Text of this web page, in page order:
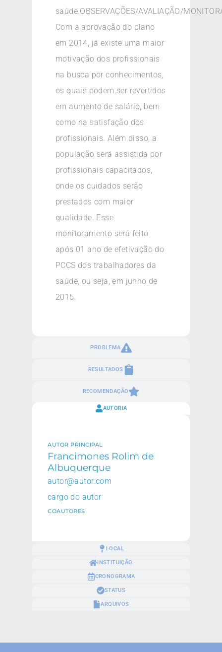
PROBLEMA
RESULTADOS
RECOMENDAÇÃO
saúde.OBSERVAÇÕES/AVALIAÇÃO/
Com a aprovação do plano
em 2014, já existe uma maior
motivação dos profissionais
na busca por conhecimentos,
os quais podem ser revertidos
em aumento de salário, bem
como na satisfação dos
profissionais. Além disso, a
população será assistida por
profissionais capacitados,
onde os cuidados serão
prestados com maior
qualidade. Esse
monitoramento será feito
após 01 ano de efetivação do
PCCS dos trabalhadores da
saúde, ou seja, em junho de
2015.
AUTORIA
LOCAL
INSTITUIÇÃO
CRONOGRAMA
STATUS
ARQUIVOS
AUTOR PRINCIPAL
Francimones Rolim de
Albuquerque
autor@autor.com
cargo do autor
COAUTORES